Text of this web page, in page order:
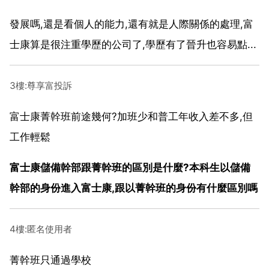
發展嗎,還是看個人的能力,還有就是人際關係的處理,富
士康算是很注重學歷的公司了,學歷有了晉升也容易點...
3樓:尊享富投訴
富士康菁幹班前途幾何?加班少和普工年收入差不多,但
工作輕鬆
富士康儲備幹部跟菁幹班的區別是什麼?本科生以儲備
幹部的身份進入富士康,跟以菁幹班的身份有什麼區別嗎
4樓:匿名使用者
菁幹班只通過學校